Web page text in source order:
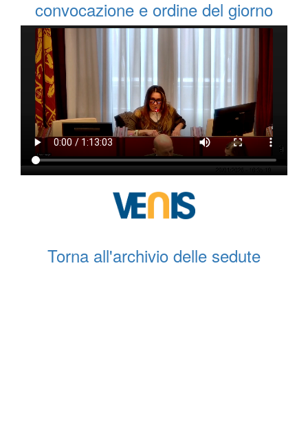
convocazione e ordine del giorno
Torna all'archivio delle sedute